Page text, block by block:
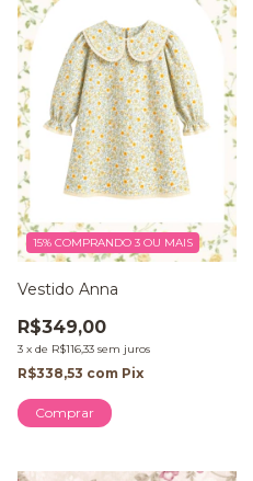
15% COMPRANDO 3 OU MAIS
Vestido Anna
R$349,00
3 x de R$116,33 sem juros
R$338,53 com Pix
Comprar